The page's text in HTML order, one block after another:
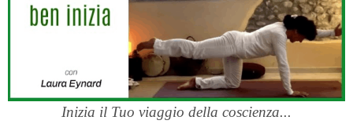
Inizia il Tuo viaggio della coscienza...